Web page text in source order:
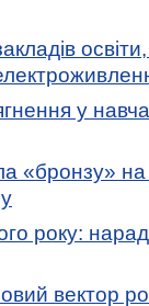
у
«бронзу» на
року:
вектор